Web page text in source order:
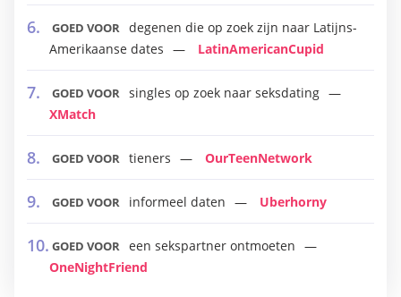
GOED VOOR degenen die op zoek zijn naar Latijns-
Amerikaanse dates
LatinAmericanCupid
GOED VOOR singles op zoek naar seksdating
XMatch
GOED VOOR tieners OurTeenNetwork
GOED VOOR informeel daten Uberhorny
GOED VOOR een sekspartner ontmoeten
OneNightFriend